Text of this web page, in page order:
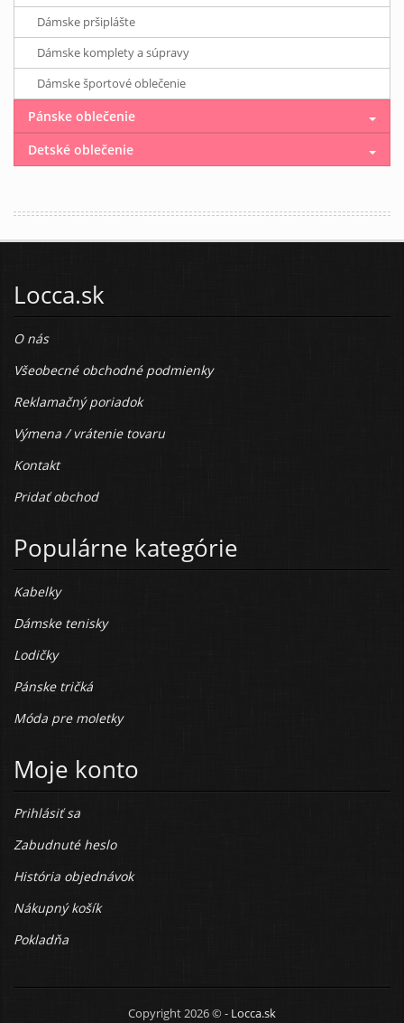
Dámske pršiplášte
Dámske komplety a súpravy
Dámske športové oblečenie
Pánske oblečenie
Detské oblečenie
Locca.sk
O nás
Všeobecné obchodné podmienky
Reklamačný poriadok
Výmena / vrátenie tovaru
Kontakt
Pridať obchod
Populárne kategórie
Kabelky
Dámske tenisky
Lodičky
Pánske tričká
Móda pre moletky
Moje konto
Prihlásiť sa
Zabudnuté heslo
História objednávok
Nákupný košík
Pokladňa
Copyright 2026 © - Locca.sk